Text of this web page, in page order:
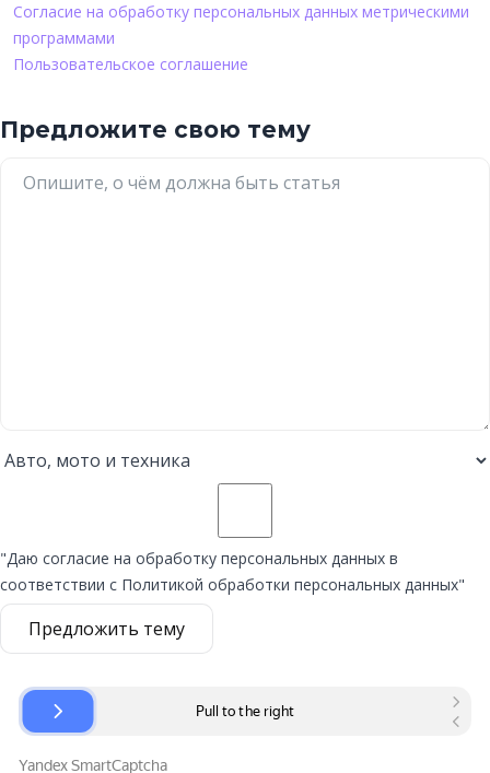
Согласие на обработку персональных данных метрическими
программами
Пользовательское соглашение
Предложите свою тему
"Даю согласие на обработку персональных данных в
соответствии с Политикой обработки персональных данных"
Предложить тему